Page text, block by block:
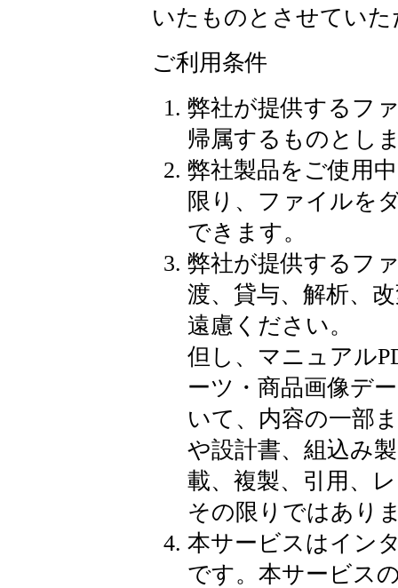
いたものとさせてい
ご利用条件
弊社が提供するフ
帰属するものとし
弊社製品をご使用
限り、ファイルを
できます。
弊社が提供するフ
渡、貸与、解析、
遠慮ください。
但し、マニュアル
ーツ・商品画像デ
いて、内容の一部
や設計書、組込み
載、複製、引用、
その限りではあり
本サービスはイン
です。本サービス